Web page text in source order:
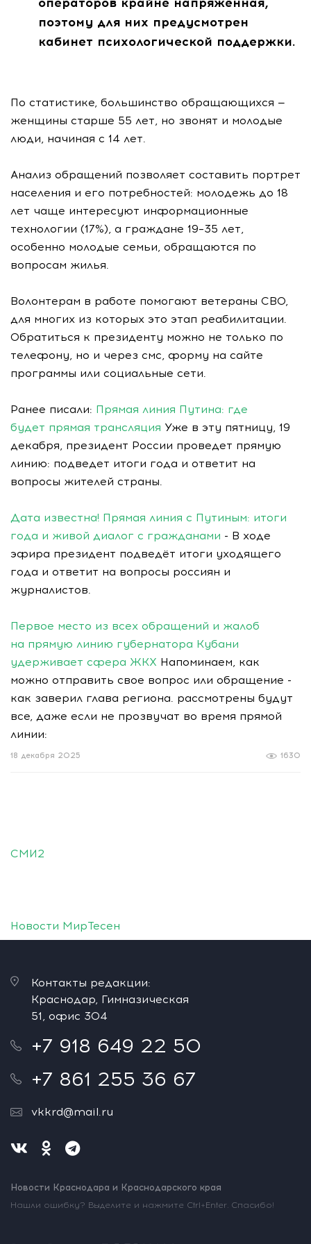
поэтому для них предусмотрен
кабинет психологической поддержки.
По статистике, большинство обращающихся —
женщины старше 55 лет, но звонят и молодые
люди, начиная с 14 лет.
Анализ обращений позволяет составить портрет
населения и его потребностей: молодежь до 18
лет чаще интересуют информационные
технологии (17%), а граждане 19–35 лет,
особенно молодые семьи, обращаются по
вопросам жилья.
Волонтерам в работе помогают ветераны СВО,
для многих из которых это этап реабилитации.
Обратиться к президенту можно не только по
телефону, но и через смс, форму на сайте
программы или социальные сети.
Ранее писали: Прямая линия Путина: где
будет прямая трансляция Уже в эту пятницу, 19
декабря, президент России проведет прямую
линию: подведет итоги года и ответит на
вопросы жителей страны.
Дата известна! Прямая линия с Путиным: итоги
года и живой диалог с гражданами - В ходе
эфира президент подведёт итоги уходящего
года и ответит на вопросы россиян и
журналистов.
Первое место из всех обращений и жалоб
на прямую линию губернатора Кубани
удерживает сфера ЖКХ Напоминаем, как
можно отправить свое вопрос или обращение -
как заверил глава региона. рассмотрены будут
все, даже если не прозвучат во время прямой
линии:
1630
18 декабря 2025
СМИ2
Новости МирТесен
Контакты редакции:
Краснодар, Гимназическая
51, офис 304
+7 918 649 22 50
+7 861 255 36 67
vkkrd@mail.ru
Новости Краснодара и Краснодарского края
Нашли ошибку? Выделите и нажмите Ctrl+Enter. Спасибо!